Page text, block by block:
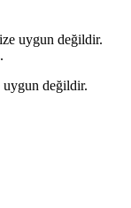
uygun değildir.
uygun değildir.